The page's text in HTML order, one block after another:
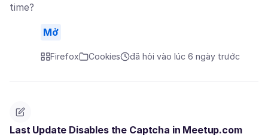
time?
Mở
Firefox Cookies đã hỏi vào lúc 6 ngày trước
Last Update Disables the Captcha in Meetup.com